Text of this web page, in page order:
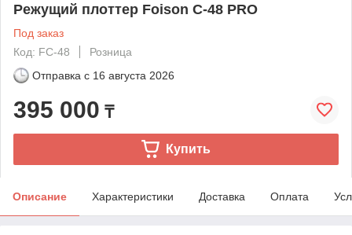
Режущий плоттер Foison C-48 PRO
Под заказ
Код: FC-48
Розница
Отправка с 16 августа 2026
395 000 ₸
Купить
Описание Характеристики Доставка Оплата